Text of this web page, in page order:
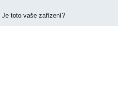
Je toto vaše zařízení?